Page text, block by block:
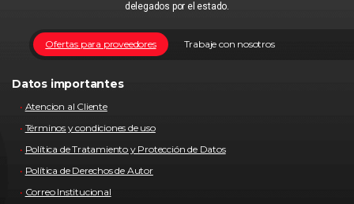
delegados por el estado.
Trabaje con nosotros
Ofertas para proveedores
Datos importantes
Atencion al Cliente
Términos y condiciones de uso
Política de Tratamiento y Protección de Datos
Política de Derechos de Autor
Correo Institucional